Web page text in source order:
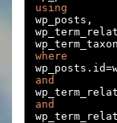
using
wp_posts ,
where
wp_posts . id=
and
and